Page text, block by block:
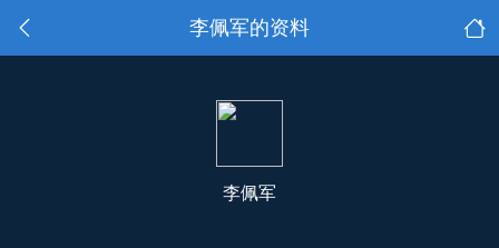
李佩军的资料
李佩军